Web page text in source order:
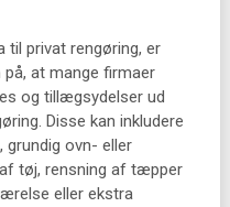
til privat rengøring, er
at mange firmaer
og tillægsydelser ud
Disse kan inkludere
grundig ovn- eller
tøj, rensning af tæpper
eller ekstra